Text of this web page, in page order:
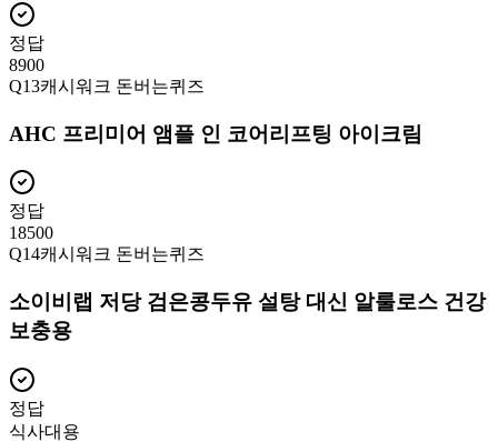
정답
8900
Q13캐시워크 돈버는퀴즈
AHC 프리미어 앰플 인 코어리프팅 아이크림
정답
18500
Q14캐시워크 돈버는퀴즈
소이비랩 저당 검은콩두유 설탕 대신 알룰로스 건강
보충용
정답
식사대용